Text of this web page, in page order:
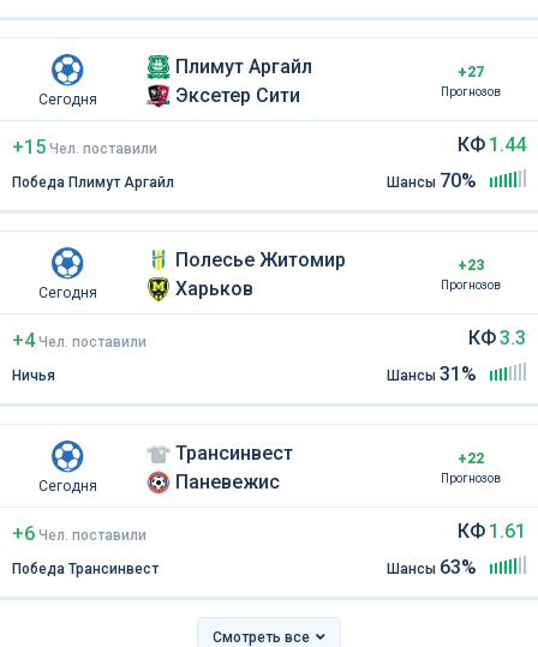
Сегодня
Плимут Аргайл
Эксетер Сити
+27
Прогнозов
+15 Чел поставили
Победа Плимут Аргайл
КФ 1.44
Шансы 70%
Сегодня
Полесье Житомир
Харьков
+23
Прогнозов
+4 Чел поставили
Ничья
КФ3.3
Шансы 31%
Сегодня
Трансинвест
Паневежис
+22
Прогнозов
+6 Чел поставили
Победа Трансинвест
КФ 1.61
Шансы 63%
Смотреть все